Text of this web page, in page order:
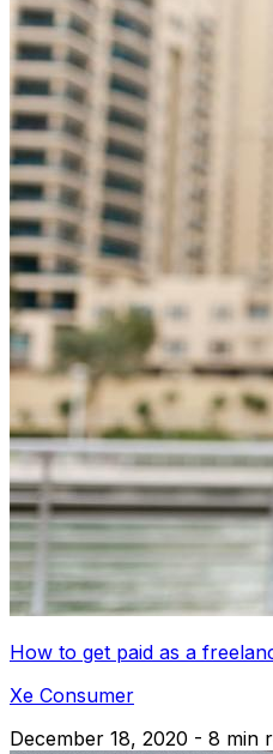
How to get paid as a
Xe Consumer
December 18, 2020 - 8 min